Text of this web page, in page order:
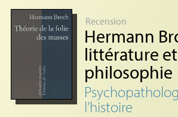
Recension
Hermann
littérature et
philosophie
l’histoire